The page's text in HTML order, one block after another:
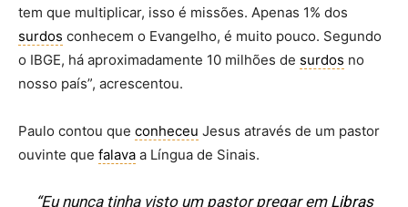
tem que multiplicar, isso é missões. Apenas 1% dos
surdos conhecem o Evangelho, é muito pouco. Segundo
o IBGE, há aproximadamente 10 milhões de surdos no
nosso país”, acrescentou.
Paulo contou que conheceu Jesus através de um pastor
ouvinte que falava a Língua de Sinais.
“Eu nunca tinha visto um pastor pregar em Libras